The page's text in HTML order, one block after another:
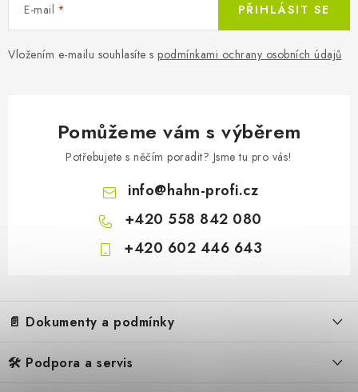
E-mail
Vložením e-mailu souhlasíte s podmínkami ochrany osobních údajů
PŘIHLÁSIT SE
Pomůžeme vám s výběrem
Potřebujete s něčím poradit? Jsme tu pro vás!
info@hahn-profi.cz
+420 558 842 080
+420 602 446 643
a
t
📄 Dokumenty a podmínky
Obchodní podmínky
🛠️ Podpora a servis